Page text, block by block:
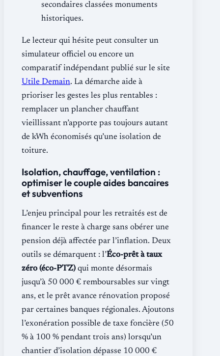
secondaires classées monuments
historiques.
Le lecteur qui hésite peut consulter un
simulateur officiel ou encore un
comparatif indépendant publié sur le site
Utile Demain. La démarche aide à
prioriser les gestes les plus rentables :
remplacer un plancher chauffant
vieillissant n’apporte pas toujours autant
de kWh économisés qu’une isolation de
toiture.
Isolation, chauffage, ventilation :
optimiser le couple aides bancaires
et subventions
L’enjeu principal pour les retraités est de
financer le reste à charge sans obérer une
pension déjà affectée par l’inflation. Deux
outils se démarquent : l’Éco-prêt à taux
zéro (éco-PTZ) qui monte désormais
jusqu’à 50 000 € remboursables sur vingt
ans, et le prêt avance rénovation proposé
par certaines banques régionales. Ajoutons
l’exonération possible de taxe foncière (50
% à 100 % pendant trois ans) lorsqu’un
chantier d’isolation dépasse 10 000 €